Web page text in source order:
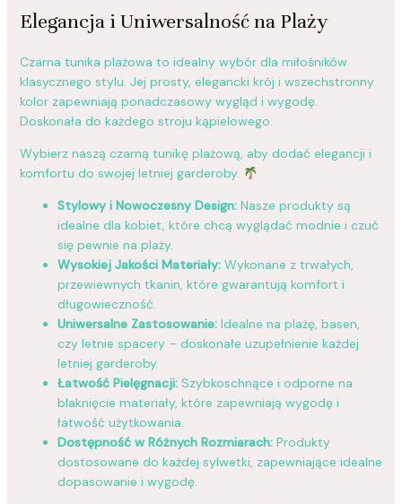
Elegancja i Uniwersalność na Plaży
Czarna tunika plażowa to idealny wybór dla miłośników
klasycznego stylu. Jej prosty, elegancki krój i wszechstronny
kolor zapewniają ponadczasowy wygląd i wygodę.
Doskonała do każdego stroju kąpielowego.
Wybierz naszą czarną tunikę plażową, aby dodać elegancji i
komfortu do swojej letniej garderoby.
Stylowy i Nowoczesny Design:Nasze produkty są
idealne dla kobiet, które chcą wyglądać modnie i czuć
się pewnie na plaży.
Wysokiej Jakości Materiały:Wykonane z trwałych,
przewiewnych tkanin, które gwarantują komfort i
długowieczność.
Uniwersalne Zastosowanie:Idealne na plażę, basen,
czy letnie spacery – doskonałe uzupełnienie każdej
letniej garderoby.
Łatwość Pielęgnacji:Szybkoschnące i odporne na
blaknięcie materiały, które zapewniają wygodę i
łatwość użytkowania.
Dostępność w Różnych Rozmiarach:Produkty
dostosowane do każdej sylwetki, zapewniające idealne
dopasowanie i wygodę.